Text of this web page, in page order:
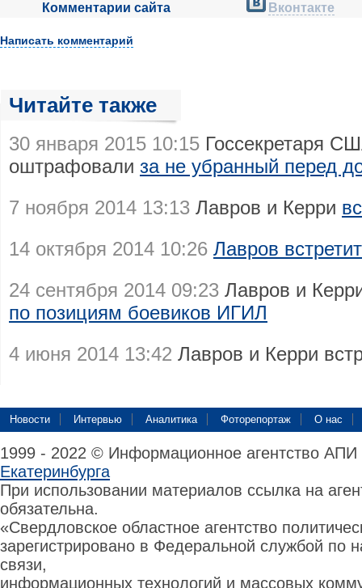
Комментарии сайта Вконтакте
Написать комментарий
Читайте также
30 января 2015 10:15 Госсекретаря
оштрафовали за не убранный перед
7 ноября 2014 13:13 Лавров и Керри
14 октября 2014 10:26 Лавров
24 сентября 2014 09:23 Лавров и
по позициям боевиков ИГИЛ
4 июня 2014 13:42 Лавров и Керри
Новости Интервью Аналитика Фоторепортаж О нас
1999 - 2022 © Информационное агентство
Екатеринбурга
При использовании материалов ссылка на
обязательна.
«Свердловское областное агентство
зарегистрировано в Федеральной службой по
связи,
информационных технологий и массовых